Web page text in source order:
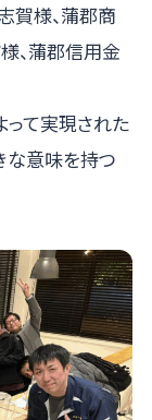
賀様、蒲郡商
、蒲郡信用金
って実現された
な意味を持つ